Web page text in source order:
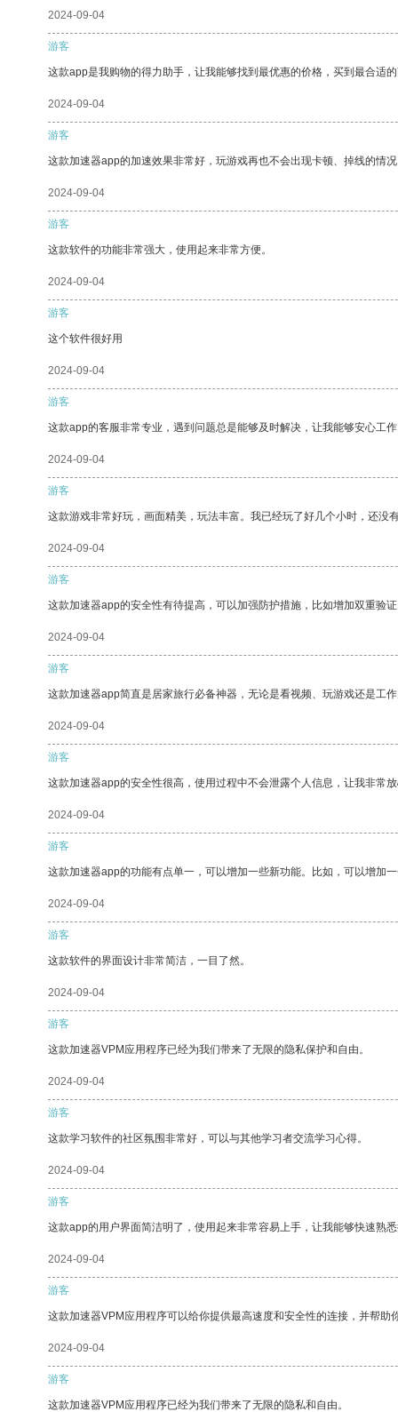
2024-09-04
游客
这款app是我购物的得力助手，让我能够找到最优惠的价格，买到最合适的
2024-09-04
游客
这款加速器app的加速效果非常好，玩游戏再也不会出现卡顿、掉线的情
2024-09-04
游客
这款软件的功能非常强大，使用起来非常方便。
2024-09-04
游客
这个软件很好用
2024-09-04
游客
这款app的客服非常专业，遇到问题总是能够及时解决，让我能够安心工作
2024-09-04
游客
这款游戏非常好玩，画面精美，玩法丰富。我已经玩了好几个小时，还没有
2024-09-04
游客
这款加速器app的安全性有待提高，可以加强防护措施，比如增加双重验证
2024-09-04
游客
这款加速器app简直是居家旅行必备神器，无论是看视频、玩游戏还是工
2024-09-04
游客
这款加速器app的安全性很高，使用过程中不会泄露个人信息，让我非常放
2024-09-04
游客
这款加速器app的功能有点单一，可以增加一些新功能。比如，可以增加
2024-09-04
游客
这款软件的界面设计非常简洁，一目了然。
2024-09-04
游客
这款加速器VPM应用程序已经为我们带来了无限的隐私保护和自由。
2024-09-04
游客
这款学习软件的社区氛围非常好，可以与其他学习者交流学习心得。
2024-09-04
游客
这款app的用户界面简洁明了，使用起来非常容易上手，让我能够快速熟
2024-09-04
游客
这款加速器VPM应用程序可以给你提供最高速度和安全性的连接，并帮助
2024-09-04
游客
这款加速器VPM应用程序已经为我们带来了无限的隐私和自由。